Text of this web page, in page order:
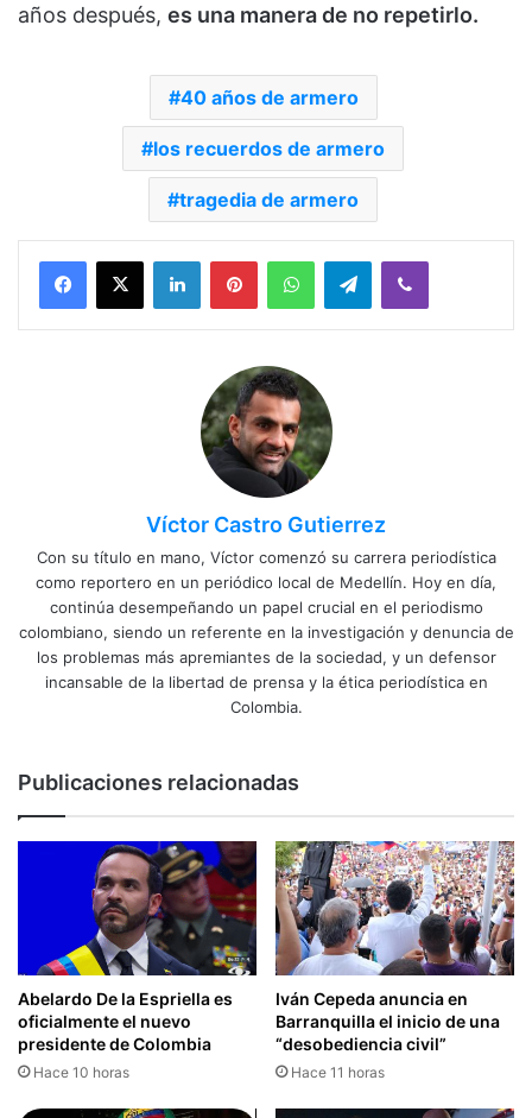
años después, es una manera de no repetirlo.
40 años de armero
los recuerdos de armero
tragedia de armero
Facebook
X LinkedInPinterestWhatsAppTelegramViber
Víctor Castro Gutierrez
Con su título en mano, Víctor comenzó su carrera periodística
como reportero en un periódico local de Medellín. Hoy en día,
continúa desempeñando un papel crucial en el periodismo
colombiano, siendo un referente en la investigación y denuncia de
los problemas más apremiantes de la sociedad, y un defensor
incansable de la libertad de prensa y la ética periodística en
Colombia.
Publicaciones relacionadas
Abelardo De la Espriella es
oficialmente el nuevo
presidente de Colombia
Hace 10 horas
Iván Cepeda anuncia en
Barranquilla el inicio de una
“desobediencia civil”
Hace 11 horas